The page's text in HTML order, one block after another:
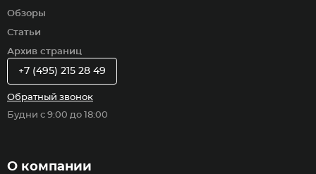
Обзоры
Статьи
Архив страниц
О компании
+7 (495) 215 28 49
Обратный звонок
Будни с 9:00 до 18:00